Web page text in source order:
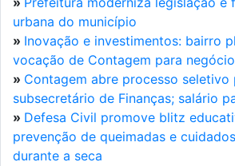
urbana do município
» Inovação e investimentos: bairro
vocação de Contagem para
» Contagem abre processo seletivo
subsecretário de Finanças; salário
» Defesa Civil promove blitz
prevenção de queimadas e
durante a seca